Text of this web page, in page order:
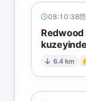
08:10:38
Redwood
6.4 km